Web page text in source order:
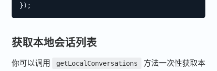
}) ;
获取本地会话列表
你可以调用 getLocalConversations
方法一次性获取本